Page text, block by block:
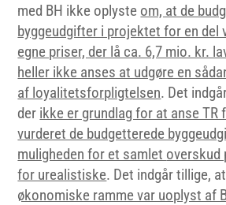
med BH ikke oplyste om, at de
byggeudgifter i projektet for en del
egne priser, der lå ca. 6,7 mio. kr.
heller ikke anses at udgøre en
af loyalitetsforpligtelsen. Det
der ikke er grundlag for at anse TR
vurderet de budgetterede
muligheden for et samlet overskud
for urealistiske. Det indgår tillige, at
økonomiske ramme var uoplyst af